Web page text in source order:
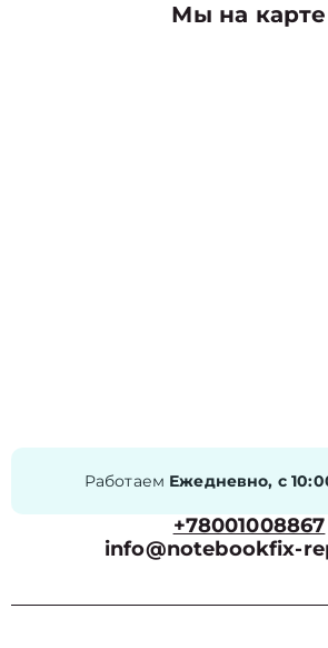
Мы на карте
Работаем Ежедневно, с
+78001008867
info@notebookfix-